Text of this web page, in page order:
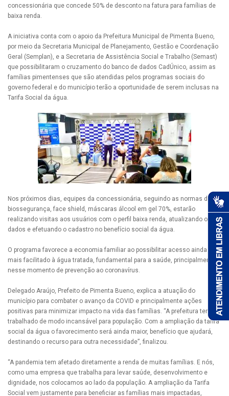
concessionária que concede 50% de desconto na fatura para famílias de
baixa renda.
A iniciativa conta com o apoio da Prefeitura Municipal de Pimenta Bueno,
por meio da Secretaria Municipal de Planejamento, Gestão e Coordenação
Geral (Semplan), e a Secretaria de Assistência Social e Trabalho (Semast)
que possibilitaram o cruzamento do banco de dados CadÚnico, assim as
famílias pimentenses que são atendidas pelos programas sociais do
governo federal e do município terão a oportunidade de serem inclusas na
Tarifa Social da água.
Nos próximos dias, equipes da concessionária, seguindo as normas de
biossegurança, face shield, máscaras álcool em gel 70%, estarão
realizando visitas aos usuários com o perfil baixa renda, atualizando os
dados e efetuando o cadastro no benefício social da água.
O programa favorece a economia familiar ao possibilitar acesso ainda
mais facilitado à água tratada, fundamental para a saúde, principalmente
nesse momento de prevenção ao coronavírus.
Delegado Araújo, Prefeito de Pimenta Bueno, explica a atuação do
município para combater o avanço da COVID e principalmente ações
positivas para minimizar impacto na vida das famílias. “A prefeitura tem
trabalhado de modo incansável para população. Com a ampliação da tarifa
social da água o favorecimento será ainda maior, benefício que ajudará,
destinando o recurso para outra necessidade”, finalizou.
“A pandemia tem afetado diretamente a renda de muitas famílias. E nós,
como uma empresa que trabalha para levar saúde, desenvolvimento e
dignidade, nos colocamos ao lado da população. A ampliação da Tarifa
Social vem justamente para beneficiar as famílias mais impactadas,